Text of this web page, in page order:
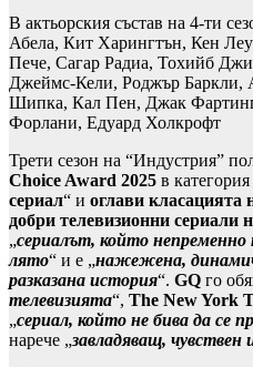
В актьорския състав на 4-ти
Абела, Кит Харингтън, Кен
Пече, Сагар Радиа, Тохийб
Джеймс-Кели, Роджър
Шипка, Кал Пен, Джак
Форлани, Едуард Холкрофт
Трети сезон на “Индустрия”
Choice Award 2025 в категория
сериал“ и оглави класацията
добри телевизионни сериали
„сериалът, който непременно
лято“ и е „нажежена,
разказана история“. GQ го
телевизията“, The New York
„сериал, който не бива да се
нарече „завладяващ, чувствен